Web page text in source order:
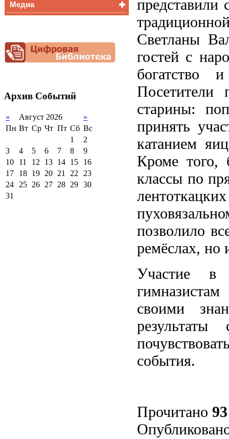
Снижение
документационной
нагрузки
Медиа
Архив Событий
« Август 2026
»
Пн Вт Ср Чт Пт Сб Вс
1
2
3
4 5 6 7 8
9
10
11 12 13 14 15
16
17
18 19 20 21 22 23
24 25 26 27 28 29 30
31
представили
Светланы
гостей с
богатство
Посетители
старины:
принять
катанием
Кроме того,
классы по
позволило
ремёслах, но
Участие в
своими
события.
Прочитано 93